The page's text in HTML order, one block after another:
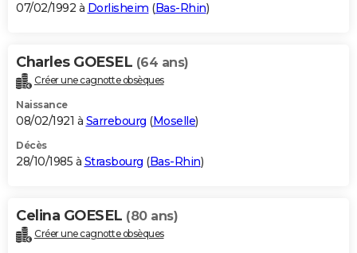
07/02/1992 à Dorlisheim (Bas-Rhin)
Charles GOESEL (64 ans)
Créer une cagnotte obsèques
Naissance
08/02/1921 à Sarrebourg (Moselle)
Décès
28/10/1985 à Strasbourg (Bas-Rhin)
Celina GOESEL (80 ans)
Créer une cagnotte obsèques